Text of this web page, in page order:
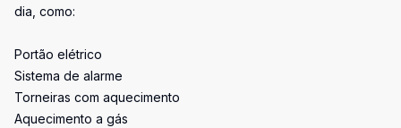
dia, como:
Portão elétrico
Sistema de alarme
Torneiras com aquecimento
Aquecimento a gás